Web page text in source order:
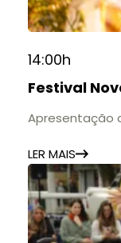
14:00h
Festival
Apresentação
LER MAIS